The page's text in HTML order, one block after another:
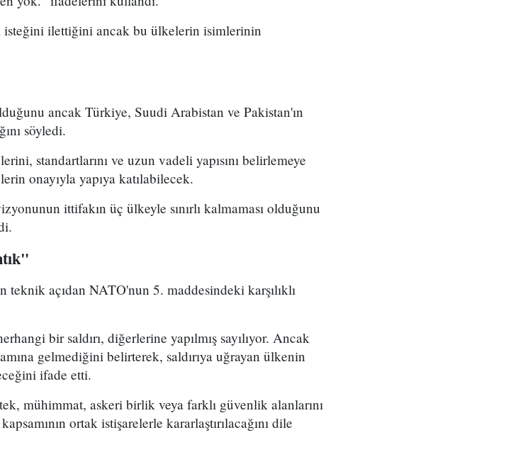
isteğini ilettiğini ancak bu ülkelerin isimlerinin
ancak Türkiye, Suudi Arabistan ve Pakistan'ın
söyledi.
standartlarını ve uzun vadeli yapısını belirlemeye
onayıyla yapıya katılabilecek.
ittifakın üç ülkeyle sınırlı kalmaması olduğunu
teknik açıdan NATO'nun 5. maddesindeki karşılıklı
bir saldırı, diğerlerine yapılmış sayılıyor. Ancak
gelmediğini belirterek, saldırıya uğrayan ülkenin
ifade etti.
mühimmat, askeri birlik veya farklı güvenlik alanlarını
ortak istişarelerle kararlaştırılacağını dile